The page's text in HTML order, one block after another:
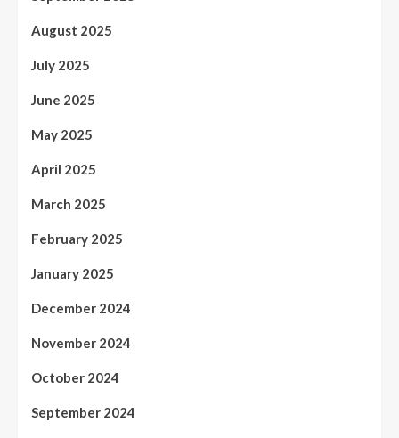
August 2025
July 2025
June 2025
May 2025
April 2025
March 2025
February 2025
January 2025
December 2024
November 2024
October 2024
September 2024